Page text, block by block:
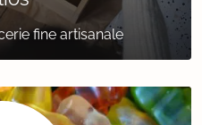
fine artisanale